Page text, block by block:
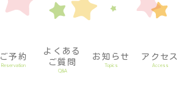
ご予約
Reservation
よくある
ご質問
Q&A
お知らせ
Topics
アクセス
Access